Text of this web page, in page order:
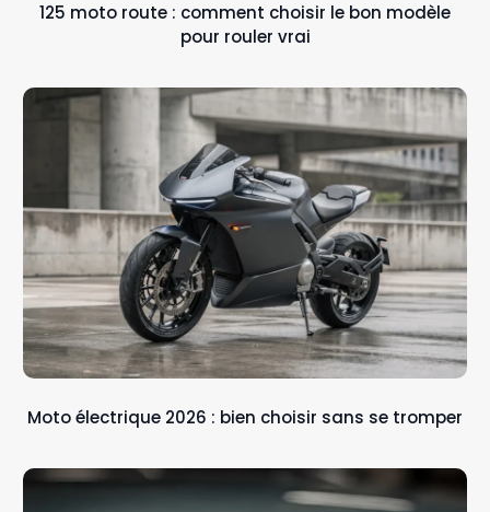
125 moto route : comment choisir le bon modèle
pour rouler vrai
Moto électrique 2026 : bien choisir sans se tromper